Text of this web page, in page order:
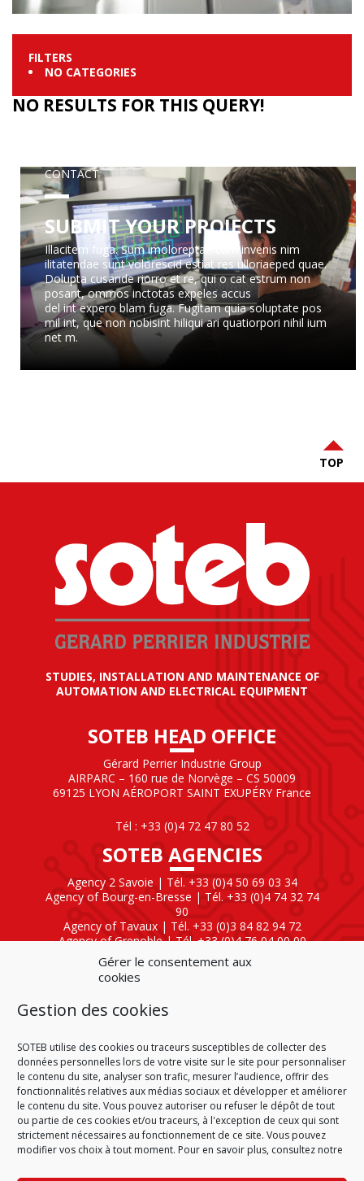
Gérer le consentement aux
cookies
Gestion des cookies
SOTEB utilise des cookies ou traceurs susceptibles de collecter des
données personnelles lors de votre visite sur le site pour personnaliser
le contenu du site, analyser son trafic, mesurer l’audience, offrir des
fonctionnalités relatives aux médias sociaux et développer et améliorer
le contenu du site. Vous pouvez autoriser ou refuser le dépôt de tout
ou partie de ces cookies et/ou traceurs, à l'exception de ceux qui sont
strictement nécessaires au fonctionnement de ce site. Vous pouvez
modifier vos choix à tout moment. Pour en savoir plus, consultez notre
FILTERS
NO CATEGORIES
NO RESULTS FOR THIS QUERY!
CONTACT
SUBMIT YOUR PROJECTS
Illacitem fuga. Sum imoloreptae cum invenis nim
ilitatendae sunt volorescid estiat res ulloriaeped quae.
Dolupta cusande riorro et re, qui o cat estrum non
posant, ommos inctotas expeles accus
del int expero blam fuga. Fugitam quia soluptate pos
mil int, que non nobisint hiliqui ari quatiorpori nihil ium
net m.
TOP
STUDIES, INSTALLATION AND MAINTENANCE OF
AUTOMATION AND ELECTRICAL EQUIPMENT
SOTEB HEAD OFFICE
Gérard Perrier Industrie Group
AIRPARC – 160 rue de Norvège – CS 50009
69125 LYON AÉROPORT SAINT EXUPÉRY France
Tél : +33 (0)4 72 47 80 52
SOTEB AGENCIES
Agency 2 Savoie | Tél. +33 (0)4 50 69 03 34
Agency of Bourg-en-Bresse | Tél. +33 (0)4 74 32 74
90
Agency of Tavaux | Tél. +33 (0)3 84 82 94 72
Agency of Grenoble | Tél. +33 (0)4 76 04 00 00
Agency of Lyon
| Tél. +33 (0)4 72 47 80 40
SOTEB NATIONAL ELEKTRO
60 Rue Clément Ader
Tél : +33 (0)4 50 42 04 59
HOME CONDITIONS OF SALE
CONDITIONS OF PURCHASE
PLAN DU SITE
LEGAL NOTICE
PERSONAL DATA
COOKIE POLICY (EU)